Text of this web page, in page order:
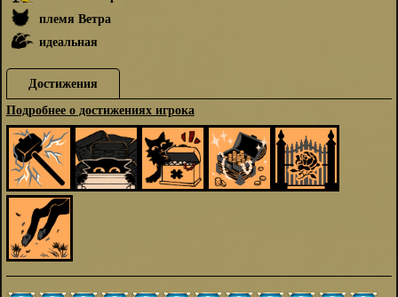
племя Ветра
идеальная
Достижения
Подробнее о достижениях игрока